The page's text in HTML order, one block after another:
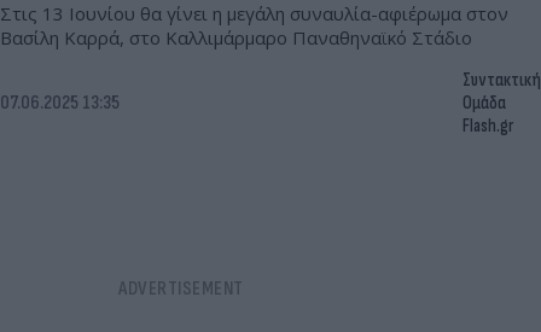
Στις 13 Ιουνίου θα γίνει η μεγάλη συναυλία-αφιέρωμα στον
Βασίλη Καρρά, στο Καλλιμάρμαρο Παναθηναϊκό Στάδιο
07.06.2025 13:35
Συντακτική
Ομάδα
Flash.gr